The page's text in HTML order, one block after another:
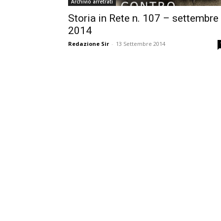
Archivio arretrati
Storia in Rete n. 107 – settembre
2014
Redazione Sir - 13 Settembre 2014